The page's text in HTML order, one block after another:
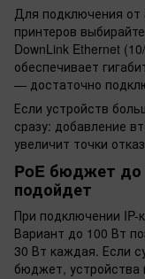
Для подключения
принтеров
DownLink Ethernet
обеспечивает
— достаточно
Если устройств
сразу: добавление
увеличит точки
PoE бюджет до
подойдет
При подключении
Вариант до 100 Вт
30 Вт каждая. Если
бюджет, устройства